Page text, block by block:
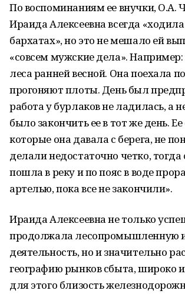
По воспоминаниям ее внучки, О.А.
Ираида Алексеевна всегда
бархатах», но это не мешало ей
«совсем мужские дела».
леса ранней весной. Она поехала
прогоняют плоты. День был
работа у бурлаков не ладилась, а
было закончить ее в тот же день. Ее
которые она давала с берега, не
делали недостаточно четко, тогда
пошла в реку и по пояс в воде
артелью, пока все не закончили».
Ираида Алексеевна не только
продолжала лесопромышленную
деятельность, но и значительно
географию рынков сбыта, широко
для этого близость